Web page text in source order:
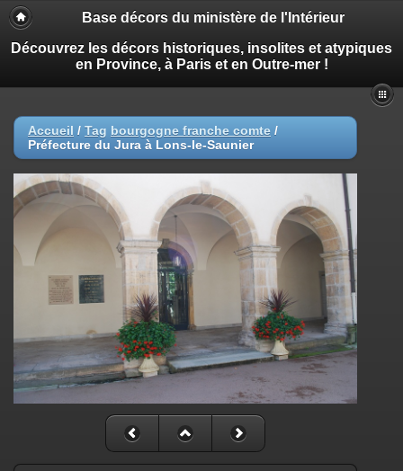
Base décors du ministère de l'Intérieur
Découvrez les décors historiques, insolites et atypiques
en Province, à Paris et en Outre-mer !
Accueil / Tag bourgogne franche comte /
Préfecture du Jura à Lons-le-Saunier